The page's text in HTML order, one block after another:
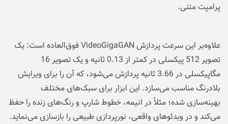
پرامپت متنی.
علاوه‌بر این سرعت پردازش VideoGigaGAN فوق‌العاده است: یک
تصویر 512 پیکسلی در کمتر از 0.13 ثانیه و یک تصویر 16
مگاپیکسلی در 3.66 ثانیه پردازش می‌شود، که آن را برای ویرایش
بلادرنگ مناسب می‌سازد. این ابزار برای سبک‌های مختلف
بهینه‌سازی شده؛ مثلاً در انیمه، خطوط شارپ و رنگ‌های زنده را حفظ
می‌کند و در ویدئوهای واقعی، نورپردازی طبیعی را بازسازی می‌نماید.